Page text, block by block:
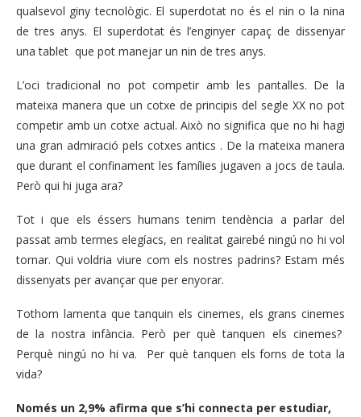
qualsevol giny tecnològic. El superdotat no és el nin o la nina
de tres anys. El superdotat és l’enginyer capaç de dissenyar
una tablet que pot manejar un nin de tres anys.
L’oci tradicional no pot competir amb les pantalles. De la
mateixa manera que un cotxe de principis del segle XX no pot
competir amb un cotxe actual. Això no significa que no hi hagi
una gran admiració pels cotxes antics . De la mateixa manera
que durant el confinament les famílies jugaven a jocs de taula.
Però qui hi juga ara?
Tot i que els éssers humans tenim tendència a parlar del
passat amb termes elegíacs, en realitat gairebé ningú no hi vol
tornar. Qui voldria viure com els nostres padrins? Estam més
dissenyats per avançar que per enyorar.
Tothom lamenta que tanquin els cinemes, els grans cinemes
de la nostra infància. Però per què tanquen els cinemes?
Perquè ningú no hi va. Per què tanquen els forns de tota la
vida?
Només un 2,9% afirma que s’hi connecta per estudiar,